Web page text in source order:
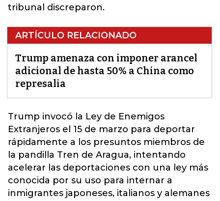
tribunal discreparon.
ARTÍCULO RELACIONADO
Trump amenaza con imponer arancel
adicional de hasta 50% a China como
represalia
Trump invocó la Ley de Enemigos
Extranjeros el 15 de marzo para deportar
rápidamente a los presuntos miembros de
la pandilla Tren de Aragua, intentando
acelerar las deportaciones con una ley más
conocida por su uso para internar a
inmigrantes japoneses, italianos y alemanes